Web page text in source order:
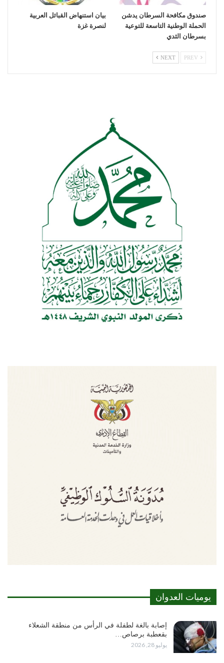
صندوق مكافحة السرطان يدشن
الحملة الوطنية التاسعة للتوعية
بسرطان الثدي
بيان استنهاض القبائل العربية
لنصرة غزة
NEXT
يوميات العدوان
إصابة بالغة لطفلة في الرأس من منطقة الشعلاء
بقعطبة برصاص…
يوليو 28, 2026